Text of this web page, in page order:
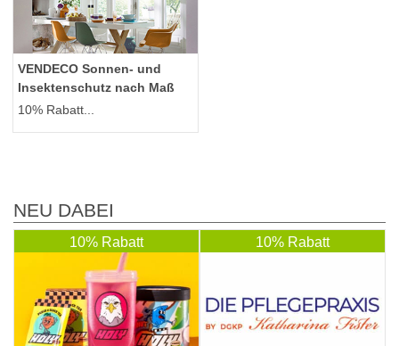
VENDECO Sonnen- und
Insektenschutz nach Maß
10% Rabatt...
NEU DABEI
10% Rabatt 10% Rabatt